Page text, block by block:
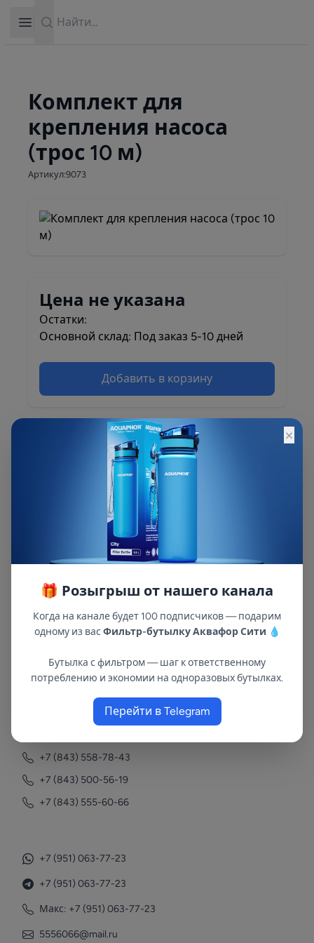
Open sidebar
Комплект для
крепления насоса
(трос 10 м)
Артикул:9073
Цена не указана
Остатки:
Основной склад: Под заказ 5-10 дней
Добавить в корзину
Описание и характеристики смотрите на
В республиках Татарстан и Марий Эл
с 2002 года.
+7 (843) 558-78-43
+7 (843) 500-56-19
+7 (843) 555-60-66
+7 (951) 063-77-23
+7 (951) 063-77-23
Макс: +7 (951) 063-77-23
5556066@mail.ru
×
🎁 Розыгрыш от нашего канала
Когда на канале будет 100 подписчиков — подарим
одному из вас Фильтр-бутылку Аквафор Сити 💧
Бутылка с фильтром — шаг к ответственному
потреблению и экономии на одноразовых бутылках.
Перейти в Telegram